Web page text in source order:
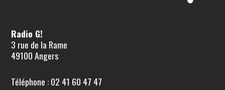
Radio G!
3 rue de la Rame
49100 Angers
Téléphone : 02 41 60 47 47